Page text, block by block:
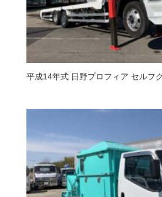
平成14年式 日野プロフィア セルフ